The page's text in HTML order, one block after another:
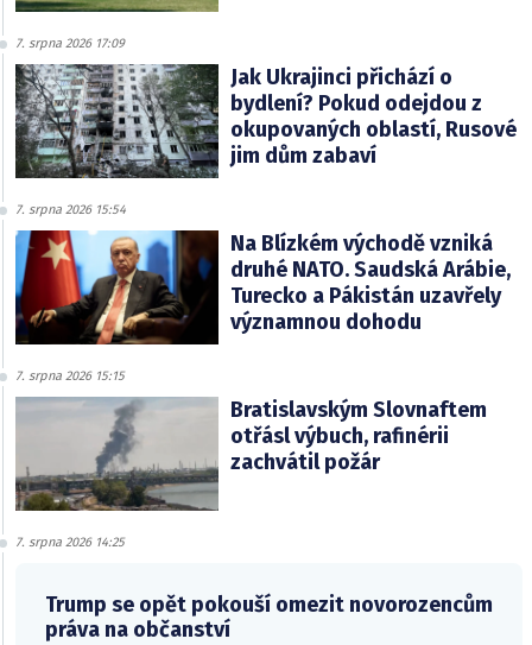
7. srpna 2026 17:09
Jak Ukrajinci přichází o
bydlení? Pokud odejdou z
okupovaných oblastí, Rusové
jim dům zabaví
7. srpna 2026 15:54
Na Blízkém východě vzniká
druhé NATO. Saudská Arábie,
Turecko a Pákistán uzavřely
významnou dohodu
7. srpna 2026 15:15
Bratislavským Slovnaftem
otřásl výbuch, rafinérii
zachvátil požár
7. srpna 2026 14:25
Trump se opět pokouší omezit novorozencům
práva na občanství